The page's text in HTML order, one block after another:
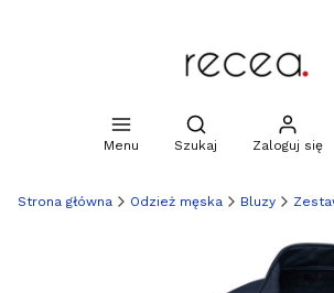
Menu
Otwórz
Szukaj Zaloguj się
Strona główna Odzież męska Bluzy